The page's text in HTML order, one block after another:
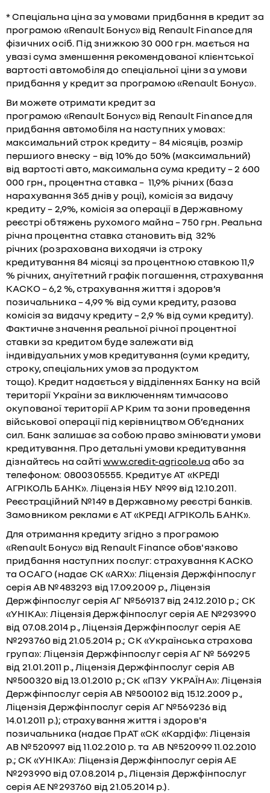
* Спеціальна ціна за умовами придбання в кредит за
програмою «Renault Бонус» від Renault Finance для
фізичних осіб. Під знижкою 30 000 грн. мається на
увазі сума зменшення рекомендованої клієнтської
вартості автомобіля до спеціальної ціни за умови
придбання у кредит за програмою «Renault Бонус».
Ви можете отримати кредит за
програмою «Renault Бонус» від Renault Finance для
придбання автомобіля на наступних умовах:
максимальний строк кредиту – 84 місяців, розмір
першиого внеску – від 10% до 50% (максимальний)
від вартості авто, максимальна сума кредиту – 2 600
000 грн., процентна ставка – 11,9% річних (база
нарахування 365 днів у році), комісія за видачу
кредиту – 2,9%, комісія за операції в Державному
реєстрі обтяжень рухомого майна – 750 грн. Реальна
річна процентна ставка становить від 32%
річних (розрахована виходячи із строку
кредитування 84 місяці за процентною ставкою 11,9
% річних, ануїтетний графік погашення, страхування
КАСКО – 6,2 %, страхування життя і здоров’я
позичальника – 4,99 % від суми кредиту, разова
комісія за видачу кредиту – 2,9 % від суми кредиту).
Фактичне значення реальної річної процентної
ставки за кредитом буде залежати від
індивідуальних умов кредитування (суми кредиту,
строку, спеціальних умов за продуктом
тощо). Кредит надається у відділеннях Банку на всій
території України за виключенням тимчасово
окупованої території АР Крим та зони проведення
військової операції під керівництвом Об’єднаних
сил. Банк залишає за собою право змінювати умови
кредитування. Про детальні умови кредитування
дізнайтесь на сайтіwww.credit-agricole.ua або за
телефоном: 0800305555. Кредитує АТ «КРЕДІ
АГРІКОЛЬ БАНК». Ліцензія НБУ №99 від 12.10.2011.
Реєстраційний №149 в Державному реєстрі банків.
Замовником реклами є АТ «КРЕДІ АГРІКОЛЬ БАНК».
Для отримання кредиту згідно з програмою
«Renault Бонус» від Renault Finance обов'язково
придбання наступних послуг: страхування КАСКО
та ОСАГО (надає СК «ARX»: Ліцензія Держфінпослуг
серія АВ №483293 від 17.09.2009 р., Ліцензія
Держфінпослуг серія АГ №569137 від 24.12.2010 р.; СК
«УНІКА»: Ліцензія Держфінпослуг серія АЕ №293990
від 07.08.2014 р., Ліцензія Держфінпослуг серія АЕ
№293760 від 21.05.2014 р.; СК «Українська страхова
група»: Ліцензія Держфінпослуг серія АГ № 569295
від 21.01.2011 р., Ліцензія Держфінпослуг серія АВ
№500320 від 13.01.2010 р.; СК «ПЗУ УКРАЇНА»: Ліцензія
Держфінпослуг серія АВ №500102 від 15.12.2009 р.,
Ліцензія Держфінпослуг серія АГ №569236 від
14.01.2011 р.); страхування життя і здоров'я
позичальника (надає ПрАТ «СК «Кардіф»: Ліцензія
АВ №520997 від 11.02.2010 р. та АВ №520999 11.02.2010
р.; СК «УНІКА»: Ліцензія Держфінпослуг серія АЕ
№293990 від 07.08.2014 р., Ліцензія Держфінпослуг
серія АЕ №293760 від 21.05.2014 р.).